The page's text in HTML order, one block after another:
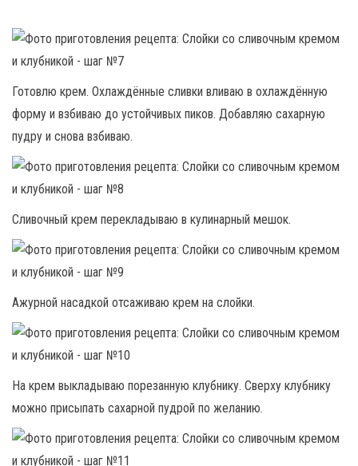
Готовлю крем. Охлаждённые сливки вливаю в охлаждённую
форму и взбиваю до устойчивых пиков. Добавляю сахарную
пудру и снова взбиваю.
Сливочный крем перекладываю в кулинарный мешок.
Ажурной насадкой отсаживаю крем на слойки.
На крем выкладываю порезанную клубнику. Сверху клубнику
можно присыпать сахарной пудрой по желанию.